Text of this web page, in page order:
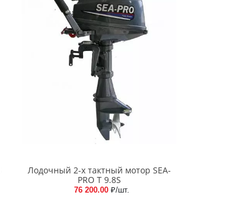
Лодочный 2-х тактный мотор SEA-
PRO Т 9.8S
76 200.00 ₽/шт.